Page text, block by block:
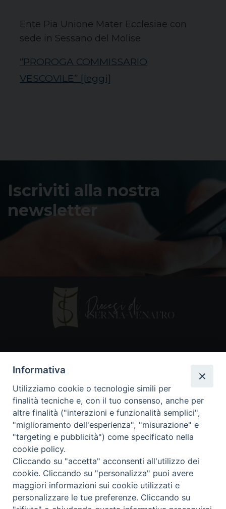
Ente Pia Unione Mater Ecclesiae con
sede in Sessano del Molise
“PROROGA COMMISSARIO
VESCOVILE” [leggi]
Iscriviti alla nostra
newsletter
86170 Isernia
086550849
segreteria@diocesiiserniavenafro.it
I nostri social
Copyright © 2018 - Diocesi di Isernia-Venafro (C.F.
90008750946). Riproduzione solo con permesso.
Tutti i diritti sono riservati
Informativa
Utilizziamo cookie o tecnologie simili per
finalità tecniche e, con il tuo consenso, anche per
altre finalità ("interazioni e funzionalità semplici",
"miglioramento dell'esperienza", "misurazione" e
"targeting e pubblicità") come specificato nella
cookie policy.
Cliccando su "accetta" acconsenti all'utilizzo dei
cookie. Cliccando su "personalizza" puoi avere
maggiori informazioni sui cookie utilizzati e
personalizzare le tue preferenze. Cliccando su